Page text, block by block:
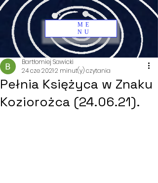
ME
NU
Pełnia Księżyca w Znaku
Koziorożca (24.06.21).
Bartłomiej Sawicki
24 cze 20212 minut(y) czytania